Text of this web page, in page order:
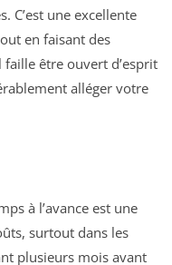
C’est une excellente
en faisant des
faille être ouvert d’esprit
alléger votre
à l’avance est une
surtout dans les
plusieurs mois avant